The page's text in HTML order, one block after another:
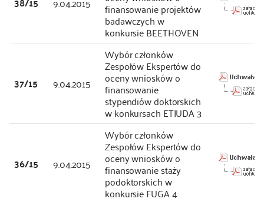
finansowanie projektów
badawczych w
konkursie BEETHOVEN
37/15 9.04.2015
Wybór członków
Zespołów Ekspertów do
oceny wniosków o
finansowanie
stypendiów doktorskich
w konkursach ETIUDA 3
36/15 9.04.2015
Wybór członków
Zespołów Ekspertów do
oceny wniosków o
finansowanie staży
podoktorskich w
konkursie FUGA 4